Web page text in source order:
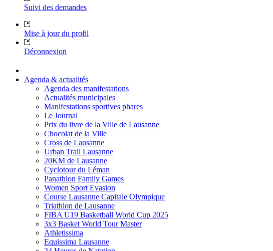
Suivi des demandes
Mise à jour du profil
Déconnexion
Agenda & actualités
Agenda des manifestations
Actualités municipales
Manifestations sportives phares
Le Journal
Prix du livre de la Ville de Lausanne
Chocolat de la Ville
Cross de Lausanne
Urban Trail Lausanne
20KM de Lausanne
Cyclotour du Léman
Panathlon Family Games
Women Sport Evasion
Course Lausanne Capitale Olympique
Triathlon de Lausanne
FIBA U19 Basketball World Cup 2025
3x3 Basket World Tour Master
Athletissima
Equissima Lausanne